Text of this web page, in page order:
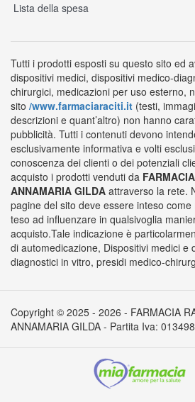
Lista della spesa
Tutti i prodotti esposti su questo sito ed
dispositivi medici, dispositivi medico-
chirurgici, medicazioni per uso esterno,
sito /www.farmaciaraciti.it (testi,
descrizioni e quant’altro) non hanno
pubblicità. Tutti i contenuti devono
esclusivamente informativa e volti
conoscenza dei clienti o dei potenziali
acquisto i prodotti venduti da
ANNAMARIA GILDA attraverso la rete.
pagine del sito deve essere inteso
teso ad influenzare in qualsivoglia
acquisto.Tale indicazione è
di automedicazione, Dispositivi medici e
diagnostici in vitro, presidi medico-
Copyright © 2025 - 2026 - FARMACIA
ANNAMARIA GILDA - Partita Iva: